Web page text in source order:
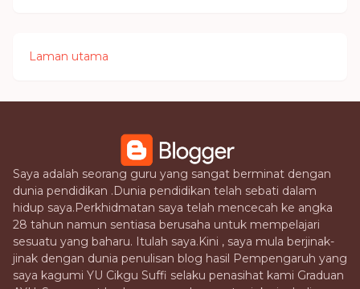
Laman utama
Saya adalah seorang guru yang sangat berminat dengan
dunia pendidikan .Dunia pendidikan telah sebati dalam
hidup saya.Perkhidmatan saya telah mencecah ke angka
28 tahun namun sentiasa berusaha untuk mempelajari
sesuatu yang baharu. Itulah saya.Kini , saya mula berjinak-
jinak dengan dunia penulisan blog hasil Pempengaruh yang
saya kagumi YU Cikgu Suffi selaku penasihat kami Graduan